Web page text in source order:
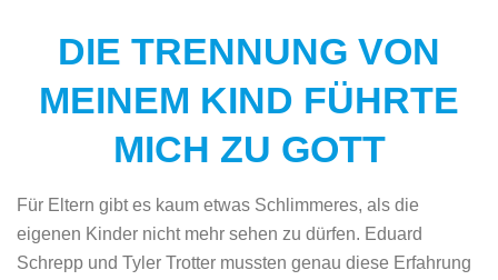
DIE TRENNUNG VON
MEINEM KIND FÜHRTE
MICH ZU GOTT
Für Eltern gibt es kaum etwas Schlimmeres, als die
eigenen Kinder nicht mehr sehen zu dürfen. Eduard
Schrepp und Tyler Trotter mussten genau diese Erfahrung